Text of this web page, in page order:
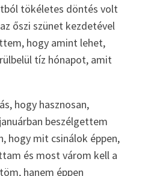
tökéletes döntés volt
őszi szünet kezdetével
hogy amint lehet,
tíz hónapot, amit
hogy hasznosan,
beszélgettem
hogy mit csinálok éppen,
és most várom kell a
hanem éppen